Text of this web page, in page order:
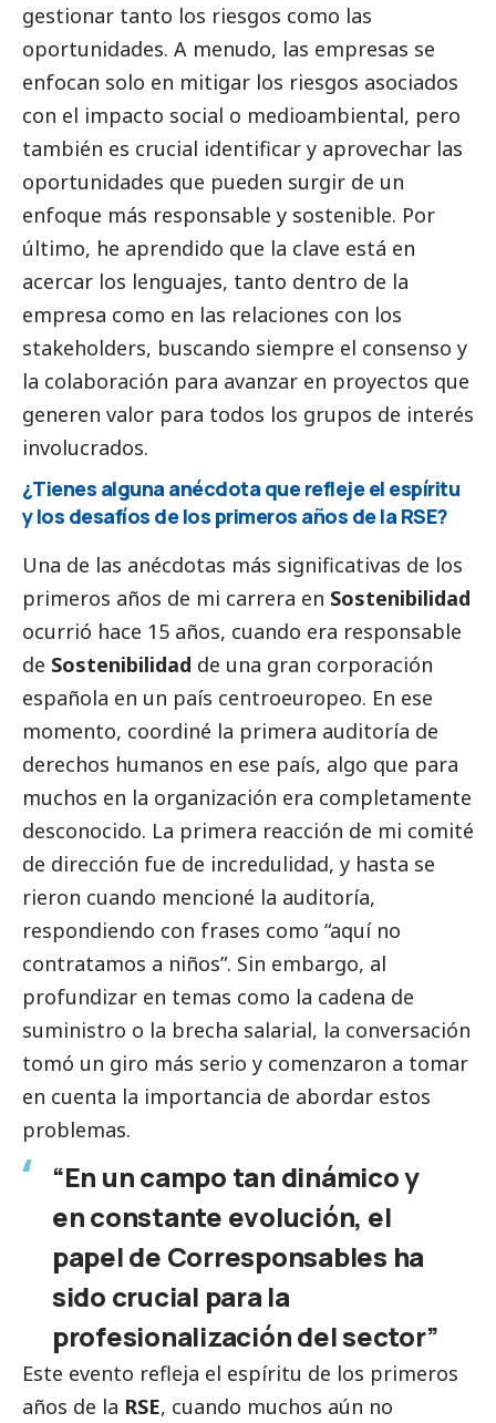
gestionar tanto los riesgos como las
oportunidades. A menudo, las empresas se
enfocan solo en mitigar los riesgos asociados
con el impacto social o medioambiental, pero
también es crucial identificar y aprovechar las
oportunidades que pueden surgir de un
enfoque más responsable y sostenible. Por
último, he aprendido que la clave está en
acercar los lenguajes, tanto dentro de la
empresa como en las relaciones con los
stakeholders, buscando siempre el consenso y
la colaboración para avanzar en proyectos que
generen valor para todos los grupos de interés
involucrados.
¿Tienes alguna anécdota que refleje el espíritu
y los desafíos de los primeros años de la RSE?
Una de las anécdotas más significativas de los
primeros años de mi carrera en Sostenibilidad
ocurrió hace 15 años, cuando era responsable
de Sostenibilidad de una gran corporación
española en un país centroeuropeo. En ese
momento, coordiné la primera auditoría de
derechos humanos en ese país, algo que para
muchos en la organización era completamente
desconocido. La primera reacción de mi comité
de dirección fue de incredulidad, y hasta se
rieron cuando mencioné la auditoría,
respondiendo con frases como “aquí no
contratamos a niños”. Sin embargo, al
profundizar en temas como la cadena de
suministro o la brecha salarial, la conversación
tomó un giro más serio y comenzaron a tomar
en cuenta la importancia de abordar estos
problemas.
“En un campo tan dinámico y
en constante evolución, el
papel de Corresponsables ha
sido crucial para la
profesionalización del sector”
Este evento refleja el espíritu de los primeros
años de la RSE, cuando muchos aún no